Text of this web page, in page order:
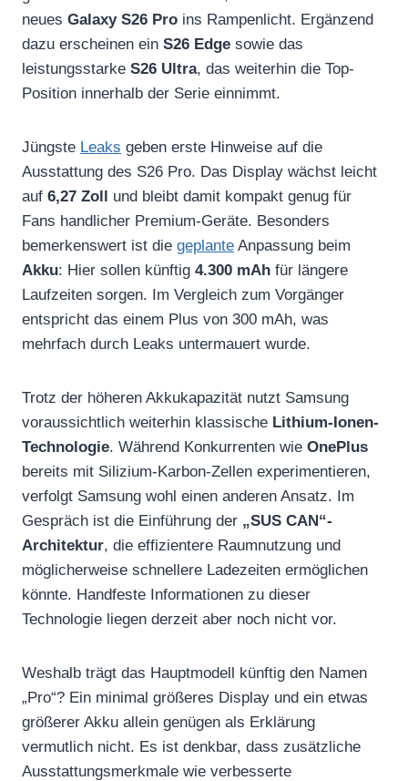
neues Galaxy S26 Pro ins Rampenlicht. Ergänzend
dazu erscheinen ein S26 Edge sowie das
leistungsstarke S26 Ultra, das weiterhin die Top-
Position innerhalb der Serie einnimmt.
Jüngste Leaks geben erste Hinweise auf die
Ausstattung des S26 Pro. Das Display wächst leicht
auf 6,27 Zoll und bleibt damit kompakt genug für
Fans handlicher Premium-Geräte. Besonders
bemerkenswert ist die geplante Anpassung beim
Akku: Hier sollen künftig 4.300 mAh für längere
Laufzeiten sorgen. Im Vergleich zum Vorgänger
entspricht das einem Plus von 300 mAh, was
mehrfach durch Leaks untermauert wurde.
Trotz der höheren Akkukapazität nutzt Samsung
voraussichtlich weiterhin klassische Lithium-Ionen-
Technologie. Während Konkurrenten wie OnePlus
bereits mit Silizium-Karbon-Zellen experimentieren,
verfolgt Samsung wohl einen anderen Ansatz. Im
Gespräch ist die Einführung der „SUS CAN“-
Architektur, die effizientere Raumnutzung und
möglicherweise schnellere Ladezeiten ermöglichen
könnte. Handfeste Informationen zu dieser
Technologie liegen derzeit aber noch nicht vor.
Weshalb trägt das Hauptmodell künftig den Namen
„Pro“? Ein minimal größeres Display und ein etwas
größerer Akku allein genügen als Erklärung
vermutlich nicht. Es ist denkbar, dass zusätzliche
Ausstattungsmerkmale wie verbesserte